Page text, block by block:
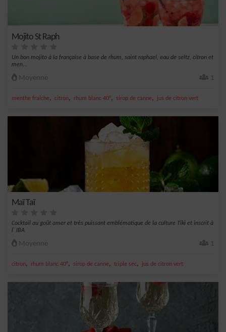
Mojito St Raph
Un bon mojito à la française à base de rhum, saint raphael, eau de seltz, citron et
men...
Moyenne 1
menthe fraîche, citron, rhum blanc 40°, sirop de canne, jus de citron vert
Maï Taï
Cocktail au goût amer et très puissant emblématique de la culture Tiki et inscrit à
l' IBA
Moyenne 1
citron, rhum blanc 40°, sirop de canne, triple sec, jus de citron vert